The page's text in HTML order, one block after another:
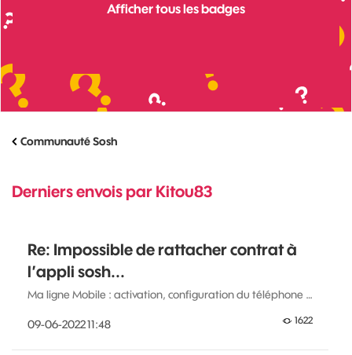
Afficher tous les badges
Communauté Sosh
Derniers envois par Kitou83
Re: Impossible de rattacher contrat à
l’appli sosh...
Ma ligne Mobile : activation, configuration du téléphone …
1622
‎09-06-202211:48